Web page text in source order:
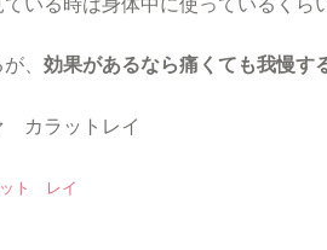
いる時は身体中に使っているくら
、 効果があるなら痛くても我慢す
カラットレイ
ト レイ